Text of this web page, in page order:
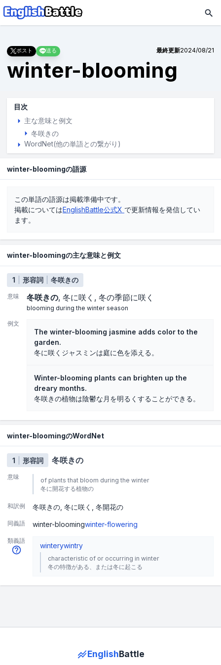
ポスト 送る 最終更新2024/08/21
winter-blooming
目次
主な意味と例文
冬咲きの
WordNet(他の単語との繋がり)
winter-bloomingの語源
この単語の語源は掲載準備中です。
掲載についてはEnglishBattle公式X で更新情報を発信してい
ます。
winter-bloomingの主な意味と例文
1 形容詞 冬咲きの
意味 冬咲きの 冬に咲く 冬の季節に咲く
blooming during the winter season
例文
The winter-blooming jasmine adds color to the
garden.
冬に咲くジャスミンは庭に色を添える。
Winter-blooming plants can brighten up the
dreary months.
冬咲きの植物は陰鬱な月を明るくすることができる。
winter-bloomingのWordNet
1 形容詞 冬咲きの
意味
of plants that bloom during the winter
冬に開花する植物の
和訳例 冬咲きの 冬に咲く 冬開花の
同義語 winter-bloomingwinter-flowering
類義語
winterywintry
characteristic of or occurring in winter
冬の特徴がある、または冬に起こる
EnglishBattle